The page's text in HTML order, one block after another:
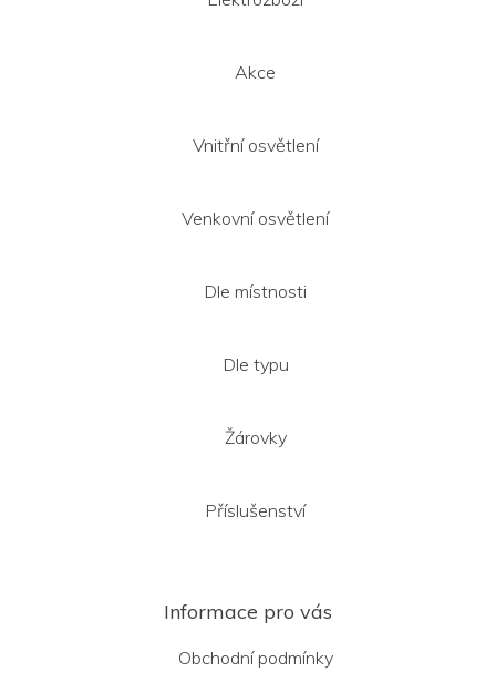
Akce
Vnitřní osvětlení
Venkovní osvětlení
Dle místnosti
Dle typu
Žárovky
Příslušenství
Informace pro vás
Obchodní podmínky